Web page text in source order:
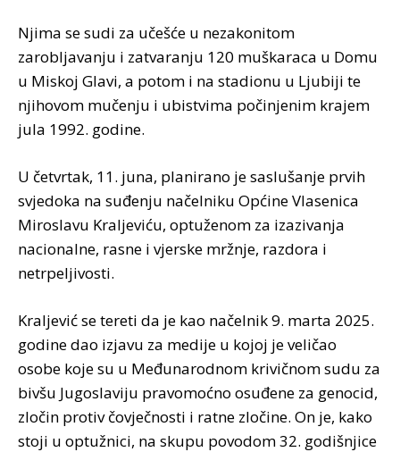
Njima se sudi za učešće u nezakonitom
zarobljavanju i zatvaranju 120 muškaraca u Domu
u Miskoj Glavi, a potom i na stadionu u Ljubiji te
njihovom mučenju i ubistvima počinjenim krajem
jula 1992. godine.
U četvrtak, 11. juna, planirano je saslušanje prvih
svjedoka na suđenju načelniku Općine Vlasenica
Miroslavu Kraljeviću, optuženom za izazivanja
nacionalne, rasne i vjerske mržnje, razdora i
netrpeljivosti.
Kraljević se tereti da je kao načelnik 9. marta 2025.
godine dao izjavu za medije u kojoj je veličao
osobe koje su u Međunarodnom krivičnom sudu za
bivšu Jugoslaviju pravomoćno osuđene za genocid,
zločin protiv čovječnosti i ratne zločine. On je, kako
stoji u optužnici, na skupu povodom 32. godišnjice